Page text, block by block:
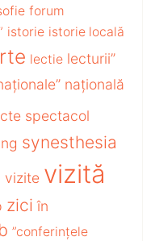
forum
istorie istorie locală
lectie lecturii”
națională
spectacol
synesthesia
vizite vizită
zici în
”conferințele